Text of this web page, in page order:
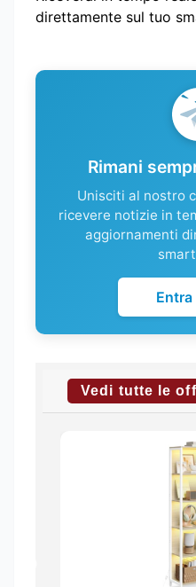
direttamente sul tuo
Rimani
Unisciti al nostro
ricevere notizie in
aggiornamenti
Entra